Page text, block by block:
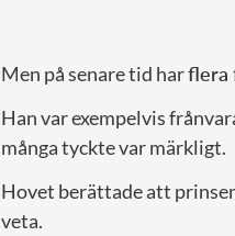
Men på senare tid harflera
Han var exempelvis
många tyckte var märkligt.
Hovet berättade att
veta.